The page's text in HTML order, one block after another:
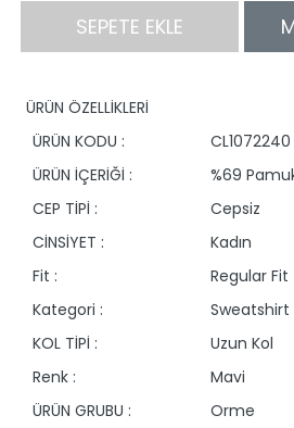
SEPETE EKLE
ÜRÜN ÖZELLİKLERİ
ÜRÜN KODU :
CL1072240
ÜRÜN İÇERİĞİ :
%69
CEP TİPİ :
Cepsiz
CİNSİYET :
Kadın
Fit :
Regular Fit
Kategori :
Sweatshirt
KOL TİPİ :
Uzun Kol
Renk :
Mavi
ÜRÜN GRUBU :
Orme